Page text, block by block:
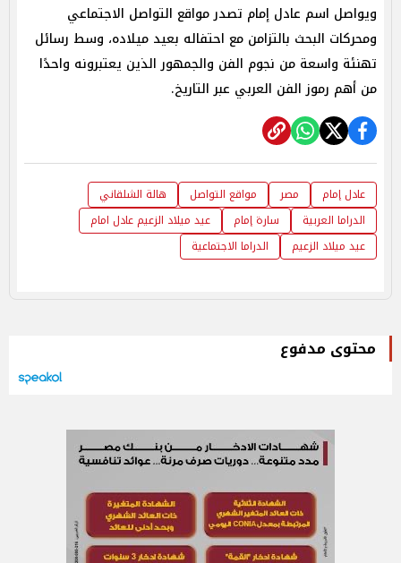
ويواصل اسم عادل إمام تصدر مواقع التواصل الاجتماعي
ومحركات البحث بالتزامن مع احتفاله بعيد ميلاده، وسط رسائل
تهنئة واسعة من نجوم الفن والجمهور الذين يعتبرونه واحدًا
من أهم رموز الفن العربي عبر التاريخ.
عادل إمام مصر مواقع التواصل
هالة الشلقاني
الدراما العربية
سارة إمام
عيد ميلاد الزعيم عادل امام
عيد ميلاد الزعيم
الدراما الاجتماعية
محتوى مدفوع